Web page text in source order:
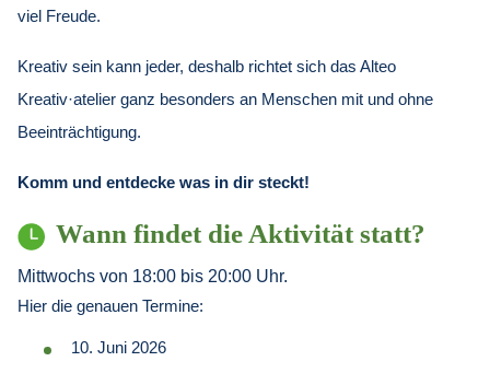
viel Freude.
Kreativ sein kann jeder, deshalb richtet sich das Alteo
Kreativ·atelier ganz besonders an Menschen mit und ohne
Beeinträchtigung.
Komm und entdecke was in dir steckt!
Wann findet die Aktivität statt?
Mittwochs von 18:00 bis 20:00 Uhr.
Hier die genauen Termine:
10. Juni 2026